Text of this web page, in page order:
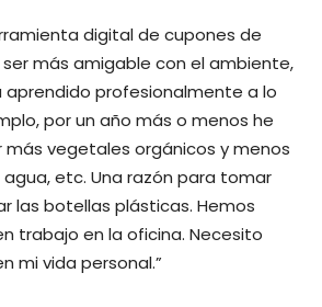
digital de cupones de
más amigable con el ambiente,
aprendido profesionalmente a lo
por un año más o menos he
vegetales orgánicos y menos
etc. Una razón para tomar
las botellas plásticas. Hemos
trabajo en la oficina. Necesito
mi vida personal.”